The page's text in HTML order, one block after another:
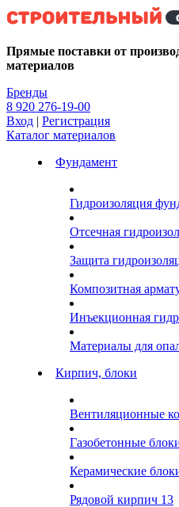
Kg
Прямые поставки от
материалов
Бренды
8 920 276-19-00
Вход | Регистрация
Каталог материалов
Фундамент
Гидроизоляция
Отсечная
Защита
Композитная
Инъекционная
Материалы для
Кирпич, блоки
Вентиляционные
Газобетонные
Керамические
Рядовой кирпич 13